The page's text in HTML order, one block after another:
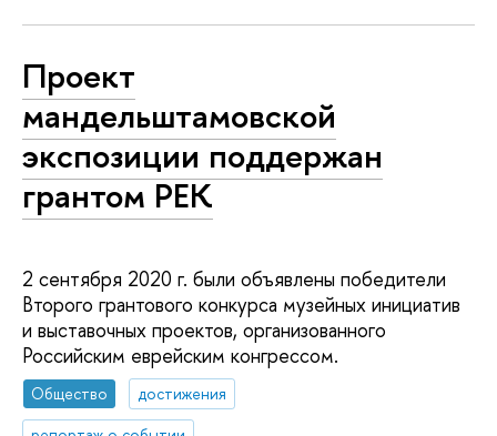
Проект
мандельштамовской
экспозиции поддержан
грантом РЕК
2 сентября 2020 г. были объявлены победители
Второго грантового конкурса музейных инициатив
и выставочных проектов, организованного
Российским еврейским конгрессом.
Общество
достижения